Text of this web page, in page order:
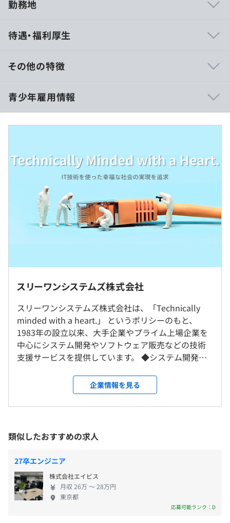
ているため安定した基盤で腰を据えて働いていただけま
・直請け案件比率は約7割。上流工程～下流工程までエン
ジニアとして経験を積むことができます。
・年に1回、振り返りと上長面談で次年度のキャリアを相
談しています。
・キャリアアップに勤続年数は関係ありません。入社後の
頑張り次第で、若手社員にもキャリアアップの機会はござ
います。
・新卒入社で20代のうちにリーダーとして活躍している
社員は現在40名ほど。その内8割がエンジニアです。
代表をはじめ経営陣も全員エンジニアです。
【年齢構成比】
50代以上：6％
【各部署の人数構成】
①パッケージソフトウェア開発 人数：9名
②ECサイト構築 人数：14名
③DWH 人数：5名
勤務地
└ 社員全体のリモート率：62.5%
就業場所の変更範囲
＜雇入時＞
東京・神奈川
＜変更範囲＞
会社の定める範囲
受動喫煙防止措置に関する事項
〈本社〉
地下鉄日比谷線「小伝馬町」駅 3番出口 徒歩5分
JR総武線「新日本橋」駅 出入口5 より徒歩8分
待遇・福利厚生
固定残業代は残業がない場合も支給し、超過する場合は別
途支給します。
月給：236,870円（固定残業代含む、一律手当含む）
固定残業代／月：16,870円／10時間
▍大学院 卒業見込み／大学 卒業の方
月給：249,790円（固定残業代含む、一律手当含む）
固定残業代／月：17,790円／10時間
▍大学 卒業見込み／大学 卒業の方
月給：269,170円（固定残業代含む、一律手当含む）
固定残業代／月：19,170円／10時間
▍大学院 卒業見込み／大学 卒業の方
月給：282,090円（固定残業代含む、一律手当含む）
固定残業代／月：20,090円／10時間
▍大学 卒業見込み／大学 卒業の方
月給：258,400円（固定残業代含む、一律手当含む）
▍大学院 卒業見込み／大学 卒業の方
月給：271,330円（固定残業代含む、一律手当含む）
固定残業代／月：19,330円／10時間
その他の特徴
青少年雇用情報
前年度 採用者数4人 離職者数0人
2年度前 採用者数0人 離職者数0人
3年度前 採用者数6人 離職者数1人
過去３年間の新卒採用者数の男女別人数
前年度 男性3人 女性1人
2年度前 男性0人 女性0人
研修の有無及び内容
・新入社員研修
・ビジネスマナー研修
・コンピュータ言語研修
・OJT ほか
自己啓発支援の有無及びその内容
情報系指定資格取得の際は受験料、および書籍購入費を補
助
あり
キャリアコンサルティング制度の有無及びその内容
一年間の業務報告や自身のキャリアプランなどをまとめた
報告書を一年に一回作成のうえ、上長と面談を実施し、次
年度のキャリアや資格取得などの相談をおこないます。
スリーワンシステムズ株式会社
スリーワンシステムズ株式会社は、「Technically
minded with a heart.」 というポリシーのもと、
1983年の設立以来、大手企業やプライム上場企業を
中心にシステム開発やソフトウェア販売などの技術
支援サービスを提供しています。 ◆システム開発◆
・アプリケーション開発、保守 ・大規模データウェ
アハウス事業への参画 などお客さまのニーズにあわ
プロジェクト 特に以下3つのプロジェクトは数十年に
渡る実績があり、当社の得意とする開発分野です！
1 システム運用の現場をささえる運用管理アプリケ
ーションの開発・保守業務 2 ECサイト構築支援 3
データウェアハウスおよびデータマートシステムの
保守および開発 ほとんどの案件を企業から直請けし
ています。 中には30年近くもやりとりをさせていた
企業情報を見る
類似したおすすめの求人
27卒エンジニア
株式会社エイビス
月収 26万 〜 28万円
東京都
応募可能ランク：D